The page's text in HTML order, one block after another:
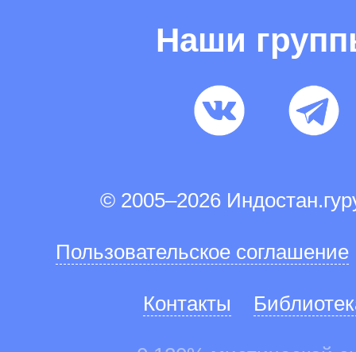
Наши
© 2005–2026
Пользовательское соглашение
Контакты